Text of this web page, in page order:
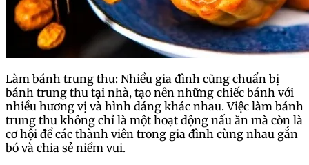
Làm bánh trung thu: Nhiều gia đình cũng chuẩn bị
bánh trung thu tại nhà, tạo nên những chiếc bánh với
nhiều hương vị và hình dáng khác nhau. Việc làm bánh
trung thu không chỉ là một hoạt động nấu ăn mà còn là
cơ hội để các thành viên trong gia đình cùng nhau gắn
bó và chia sẻ niềm vui.